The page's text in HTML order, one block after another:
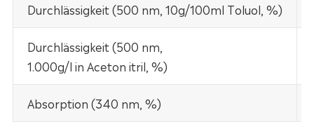
Durchlässigkeit (500 nm, 10g/100ml Toluol, %)
Durchlässigkeit (500 nm,
1.000g/l in Aceton itril, %)
Absorption (340 nm, %)